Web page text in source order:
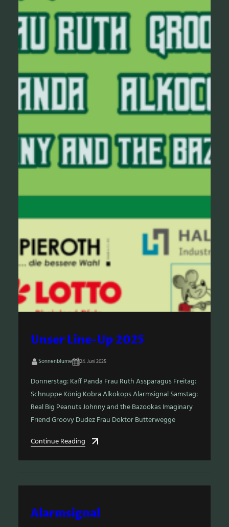
Unser Line-Up 2025
Sonnenblume 24. Juni 2025
Donnerstag: Kaff Panda Frau Ruth Assparagus Freitag:
Schnuppe König Kobra Alkokops Alarmsignal Samstag:
Real Big Peanuts Johnny and the Bazookas Imaginary
Friend Groovy Dudez Frau Doktor Butterwegge
Continue Reading
Alarmsignal